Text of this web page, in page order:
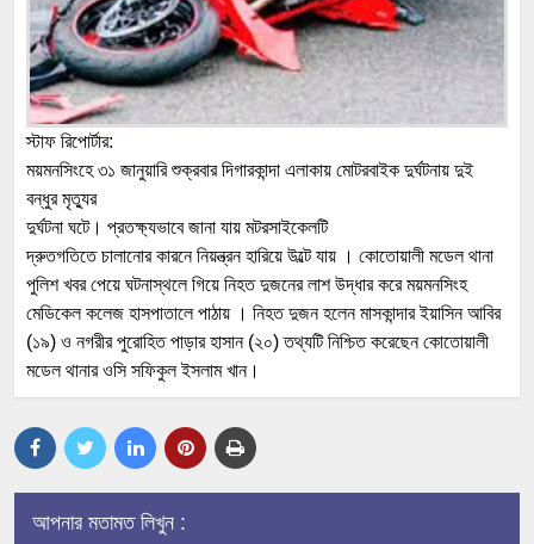
স্টাফ রিপোর্টার:
ময়মনসিংহে ৩১ জানুয়ারি শুক্রবার দিগারকান্দা এলাকায় মোটরবাইক দুর্ঘটনায় দুই
বন্ধুর মৃত্যুর
দুর্ঘটনা ঘটে। প্রতক্ষ্যভাবে জানা যায় মটরসাইকেলটি
দ্রুতগতিতে চালানোর কারনে নিয়ন্ত্রন হারিয়ে উল্টে যায় । কোতোয়ালী মডেল থানা
পুলিশ খবর পেয়ে ঘটনাস্থলে গিয়ে নিহত দুজনের লাশ উদ্ধার করে ময়মনসিংহ
মেডিকেল কলেজ হাসপাতালে পাঠায় । নিহত দুজন হলেন মাসকান্দার ইয়াসিন আবির
(১৯) ও নগরীর পুরোহিত পাড়ার হাসান (২০) তথ্যটি নিশ্চিত করেছেন কোতোয়ালী
মডেল থানার ওসি সফিকুল ইসলাম খান।
আপনার মতামত লিখুন :